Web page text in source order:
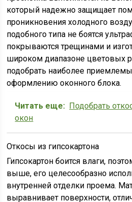
который надежно защищает
проникновения холодного
подобного типа не боятся
покрываются трещинами и
широком диапазоне цветовых
подобрать наиболее
оформлению оконного блока.
Читать еще: Подобрать
окон
Откосы из гипсокартона
Гипсокартон боится влаги,
выше, его целесообразно
внутренней отделки проема.
выравнивает поверхности,